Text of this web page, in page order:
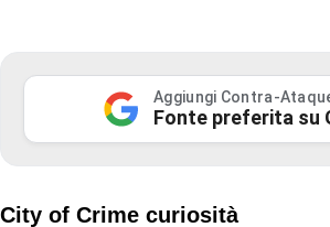
Aggiungi Contra-
Fonte preferita su
City of Crime curiosità